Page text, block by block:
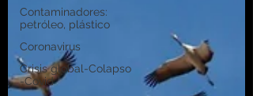
Contaminadores:
petróleo, plástico
Coronavirus
Crisis global-Colapso
-Covid